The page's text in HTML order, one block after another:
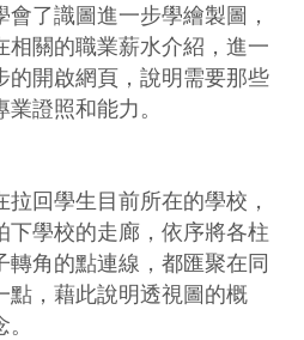
會了識圖進一步學繪製圖，
相關的職業薪水介紹，進一
的開啟網頁，說明需要那些
業證照和能力。
拉回學生目前所在的學校，
下學校的走廊，依序將各柱
轉角的點連線，都匯聚在同
點，藉此說明透視圖的概